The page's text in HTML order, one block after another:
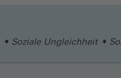
Soziale Ungleichheit